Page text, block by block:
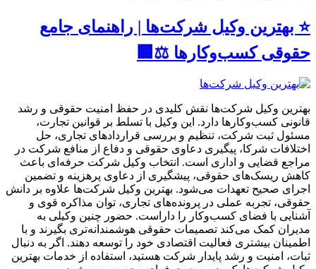
⭐ بهترین وکیل شرکت‌ها | راهنمای جامع
حقوقی کسب‌وکارها ⚖️🏢
بهترین وکیل شرکت‌ها نقش کلیدی در حفظ امنیت حقوقی و رشد
قانونی کسب‌وکارها دارد. این وکیل با تسلط بر قوانین تجارت،
مسئول ثبت شرکت، تنظیم و بررسی قراردادهای تجاری، حل
اختلافات شرکا، پیگیری دعاوی حقوقی و دفاع از منافع شرکت در
مراجع قضایی و اداری است. انتخاب وکیل شرکت حرفه‌ای باعث
کاهش ریسک‌های حقوقی، پیشگیری از دعاوی پرهزینه و تضمین
اجرای صحیح تعهدات می‌شود. بهترین وکیل شرکت‌ها علاوه بر دانش
حقوقی، تجربه عملی در پرونده‌های تجاری، توان مذاکره قوی و
آشنایی با فضای کسب‌وکار را داراست. حضور چنین وکیلی به
مدیران کمک می‌کند تصمیمات حقوقی هوشمندانه‌تری بگیرند و با
اطمینان بیشتری فعالیت اقتصادی خود را توسعه دهند. اگر به دنبال
ثبات، امنیت و رشد پایدار شرکت هستید، استفاده از خدمات بهترین